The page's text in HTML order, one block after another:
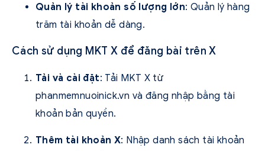
Quản lý tài khoản số lượng lớn: Quản lý hàng
trăm tài khoản dễ dàng.
Cách sử dụng MKT X để đăng bài trên X
Tải và cài đặt: Tải MKT X từ
phanmemnuoinick.vn và đăng nhập bằng tài
khoản bản quyền.
Thêm tài khoản X: Nhập danh sách tài khoản